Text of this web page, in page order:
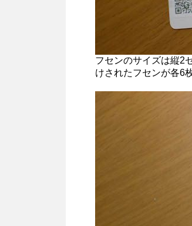
フセンのサイズは縦2
けされたフセンが各6